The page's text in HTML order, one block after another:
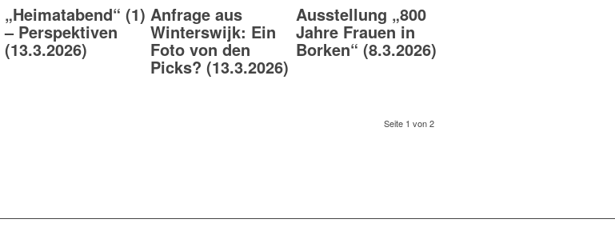
„Heimatabend“ (1)
– Perspektiven
(13.3.2026)
Anfrage aus
Winterswijk: Ein
Foto von den
Picks? (13.3.2026)
Ausstellung „800
Jahre Frauen in
Borken“ (8.3.2026)
Seite 1 von 2